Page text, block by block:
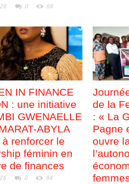
0 66
IN FINANCE
: une initiative
GWENAELLE
ABYLA
renforcer le
féminin en
de finances
0 94
de la
: « La
Pagne
ouvre